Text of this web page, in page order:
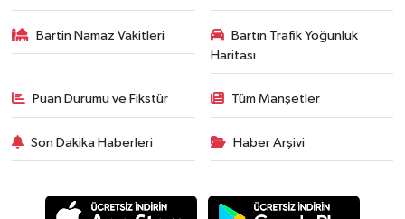
Bartin Namaz Vakitleri
Bartın Trafik Yoğunluk
Haritası
Puan Durumu ve Fikstür Tüm Manşetler
Son Dakika Haberleri Haber Arşivi